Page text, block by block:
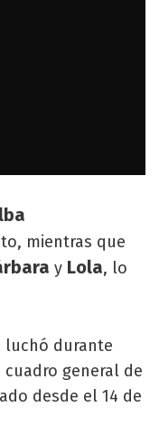
mientras que
y Lola, lo
luchó durante
general de
desde el 14 de